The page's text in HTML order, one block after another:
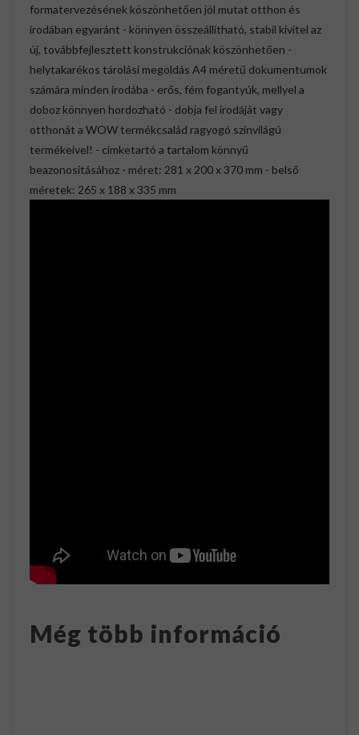
formatervezésének köszönhetően jól mutat otthon és
irodában egyaránt - könnyen összeállítható, stabil kivitel az
új, továbbfejlesztett konstrukciónak köszönhetően -
helytakarékos tárolási megoldás A4 méretű dokumentumok
számára minden irodába - erős, fém fogantyúk, mellyel a
doboz könnyen hordozható - dobja fel irodáját vagy
otthonát a WOW termékcsalád ragyogó színvilágú
termékeivel! - címketartó a tartalom könnyű
beazonosításához - méret: 281 x 200 x 370 mm - belső
méretek: 265 x 188 x 335 mm
Még több információ